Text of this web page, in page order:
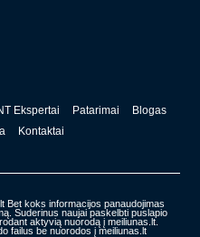
Ekspertai Patarimai
Blogas
Kontaktai
Bet koks informacijos panaudojimas
Suderinus naujai paskelbti puslapio
aktyvią nuorodą į meiliunas.lt.
failus be nuorodos į meiliunas.lt